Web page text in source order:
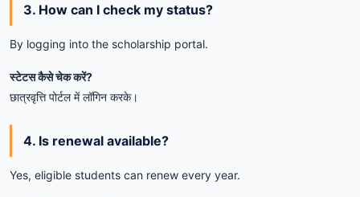
3. How can I check my status?
By logging into the scholarship portal.
स्टेटस कैसे चेक करें?
छात्रवृत्ति पोर्टल में लॉगिन करके।
4. Is renewal available?
Yes, eligible students can renew every year.